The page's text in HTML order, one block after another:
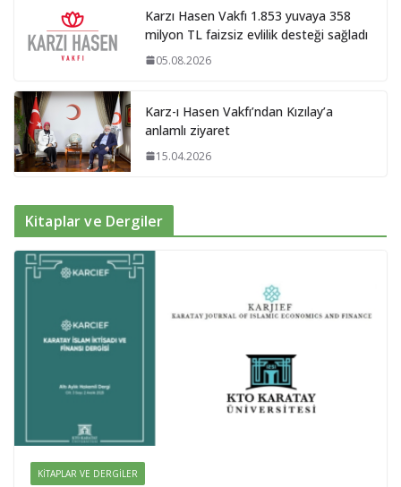
Karzı Hasen Vakfı 1.853 yuvaya 358
milyon TL faizsiz evlilik desteği sağladı
05.08.2026
Karz-ı Hasen Vakfı’ndan Kızılay’a
anlamlı ziyaret
15.04.2026
Kitaplar ve Dergiler
KITAPLAR VE DERGILER